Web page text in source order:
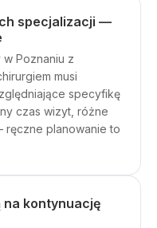
specjalizacji —
Poznaniu z
musi
specyfikę
czas wizyt, różne
planowanie to
na kontynuację